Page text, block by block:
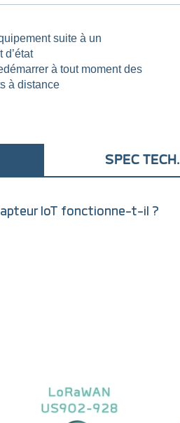
suite à un
d’état
à tout moment des
à distance
SPEC TECH.
IoT fonctionne-t-il ?